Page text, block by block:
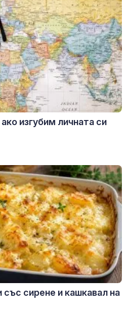
изгубим личната си
със сирене и кашкавал на